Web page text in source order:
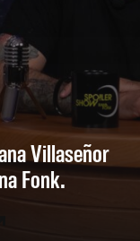
Villaseñor
Fonk.